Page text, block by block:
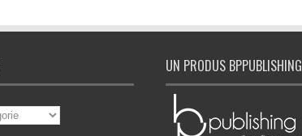
UN PRODUS BPPUBLISHING